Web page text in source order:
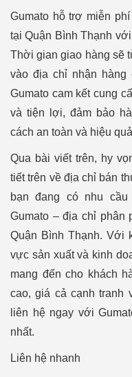
Gumato hỗ trợ miễn
tại Quận Bình Thạnh
Thời gian giao hàng sẽ
vào địa chỉ nhận
Gumato cam kết cung
và tiện lợi, đảm bảo
cách an toàn và hiệu
Qua bài viết trên, hy
tiết trên về địa chỉ bán
bạn đang có nhu
Gumato – địa chỉ phân
Quận Bình Thạnh. Với
vực sản xuất và kinh
mang đến cho khách
cao, giá cả cạnh tranh
liên hệ ngay với
nhất.
Liên hệ nhanh